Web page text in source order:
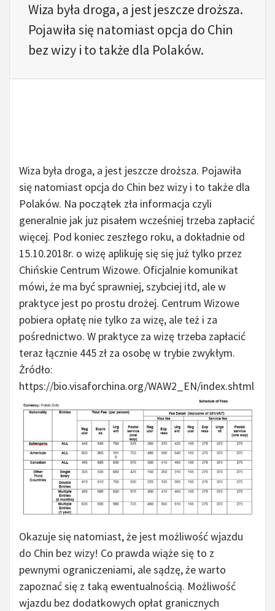
Wiza była droga, a jest jeszcze droższa.
Pojawiła się natomiast opcja do Chin
bez wizy i to także dla Polaków.
Wiza była droga, a jest jeszcze droższa. Pojawiła
się natomiast opcja do Chin bez wizy i to także dla
Polaków. Na początek zła informacja czyli
generalnie jak juz pisałem wcześniej trzeba zapłacić
więcej. Pod koniec zeszłego roku, a dokładnie od
15.10.2018r. o wizę aplikuję się się już tylko przez
Chińskie Centrum Wizowe. Oficjalnie komunikat
mówi, że ma być sprawniej, szybciej itd, ale w
praktyce jest po prostu drożej. Centrum Wizowe
pobiera opłatę nie tylko za wizę, ale też i za
pośrednictwo. W praktyce za wizę trzeba zapłacić
teraz łącznie 445 zł za osobę w trybie zwykłym.
Żródło:
https://bio.visaforchina.org/WAW2_EN/index.shtml
Okazuje się natomiast, że jest możliwość wjazdu
do Chin bez wizy! Co prawda wiąże się to z
pewnymi ograniczeniami, ale sądzę, że warto
zapoznać się z taką ewentualnością. Możliwość
wjazdu bez dodatkowych opłat granicznych